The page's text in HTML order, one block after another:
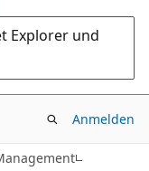
Explorer und
Anmelden